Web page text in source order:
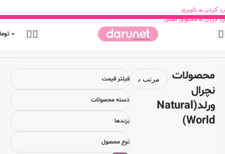
رد کردن به ناوبری
رد کردن به محتوای اصلی
0
خانه محصولات نچرال ورلد(Natural World)
محصولات
نچرال
ورلد(Natural
World)
فیلتر قیمت
دسته محصولات
برندها
نوع محصول